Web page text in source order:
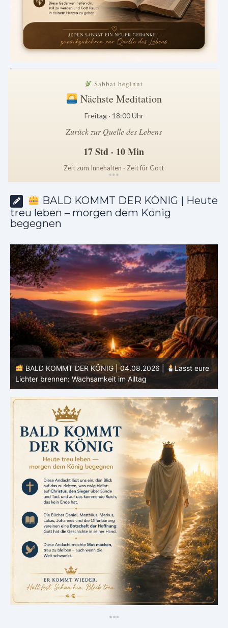
.
Sabbat beginnt
Nächste Meditation
Freitag · 18:00 Uhr
Zurück zur Quelle des Lebens
17 Std · 10 Min
Zeit zum Innehalten · Zeit für Gott
***
BALD KOMMT DER KÖNIG | Heute
treu leben – morgen dem König
begegnen
BALD KOMMT DER KÖNIG | 03.08.2026 |
Ein reines
Herz: Heiligung beginnt im Inneren
***